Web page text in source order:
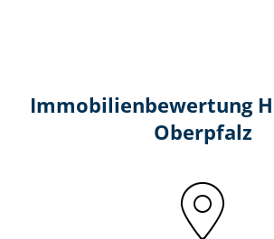
Immobilien­bewertung
Oberpfalz